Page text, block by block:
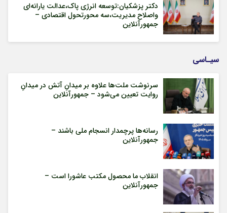
دکتر پزشکیان:توسعه انرژی پاک،عدالت یارانه‌ای
واصلاح مدیریت،سه محورتحول اقتصادی –
جمهورآنلاین
سیـاسی
سرنوشت ملت‌ها علاوه بر میدانِ آتش در میدانِ
روایت تعیین می‌شود – جمهورآنلاین
رسانه‌ها پرچمدار انسجام ملی باشند –
جمهورآنلاین
انقلاب ما محصول مکتب عاشورا است –
جمهورآنلاین